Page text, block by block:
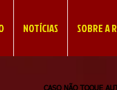
NOTÍCIAS SOBRE A